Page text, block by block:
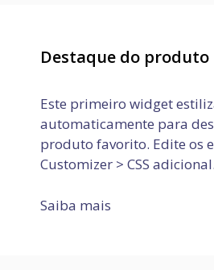
Destaque do produto
Este primeiro widget
automaticamente para
produto favorito. Edite os
Customizer > CSS adicional.
Saiba mais